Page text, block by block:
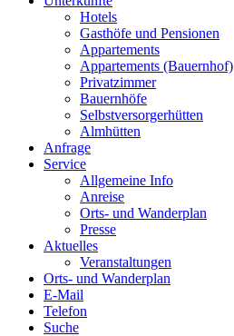
Hotels
Gasthöfe und Pensionen
Appartements
Appartements (Bauernhof)
Privatzimmer
Bauernhöfe
Selbstversorgerhütten
Almhütten
Anfrage
Service
Allgemeine Info
Anreise
Orts- und Wanderplan
Presse
Aktuelles
Veranstaltungen
Orts- und Wanderplan
E-Mail
Telefon
Suche